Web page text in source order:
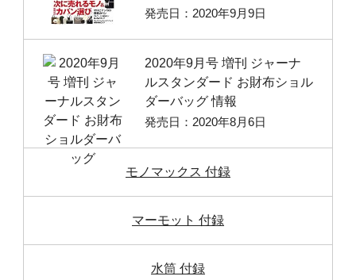
発売日：2020年9月9日
2020年9月号 増刊 ジャーナ
ルスタンダード お財布ショル
ダーバッグ 情報
発売日：2020年8月6日
モノマックス 付録
マーモット 付録
水筒 付録